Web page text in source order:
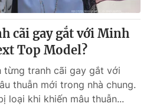
cãi gay gắt với Minh
Top Model?
từng tranh cãi gay gắt với
thuẫn mới trong nhà chung.
loại khi khiến mâu thuẫn...